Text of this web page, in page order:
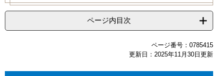
ページ内目次
ページ番号：0785415
更新日：2025年11月30日更新